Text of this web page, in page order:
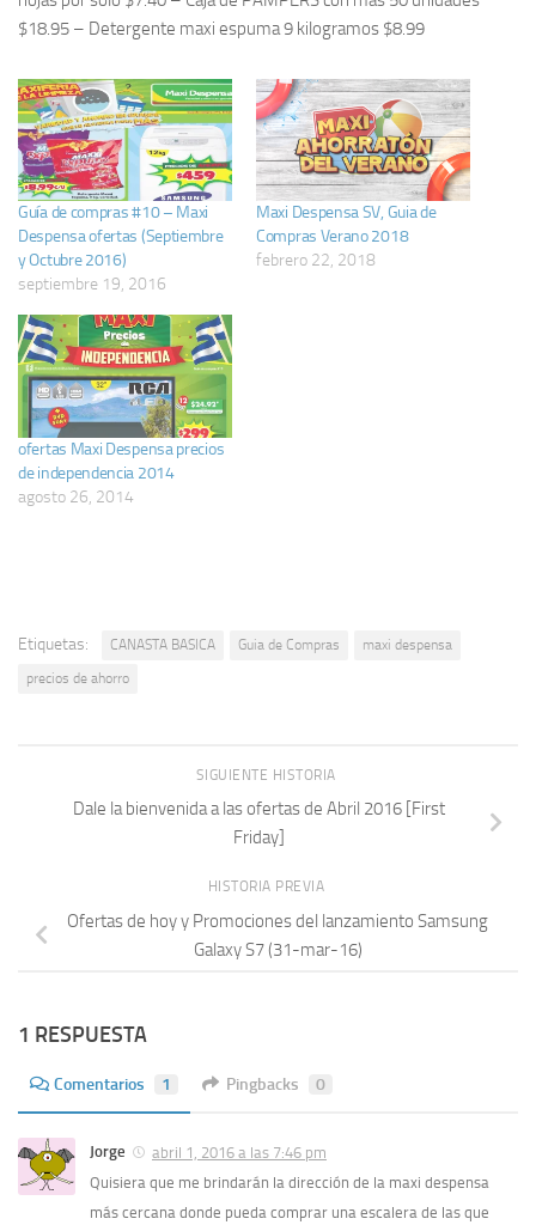
$18.95 – Detergente maxi espuma 9 kilogramos $8.99
Guía de compras #10 – Maxi
Despensa ofertas (Septiembre
y Octubre 2016)
septiembre 19, 2016
Maxi Despensa SV, Guia de
Compras Verano 2018
febrero 22, 2018
ofertas Maxi Despensa precios
de independencia 2014
agosto 26, 2014
Etiquetas: CANASTA BASICA Guia de Compras
maxi despensa
precios de ahorro
SIGUIENTE HISTORIA
Dale la bienvenida a las ofertas de Abril 2016 [First
Friday]
HISTORIA PREVIA
Ofertas de hoy y Promociones del lanzamiento Samsung
Galaxy S7 (31-mar-16)
1 RESPUESTA
Comentarios 1 Pingbacks 0
Jorge
abril 1, 2016 a las 7:46 pm
Quisiera que me brindarán la dirección de la maxi despensa
más cercana donde pueda comprar una escalera de las que